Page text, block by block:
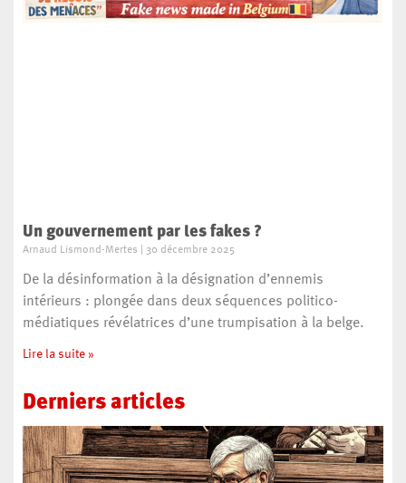
Un gouvernement par les fakes ?
Arnaud Lismond-Mertes 30 décembre 2025
De la désinformation à la désignation d’ennemis
intérieurs : plongée dans deux séquences politico-
médiatiques révélatrices d’une trumpisation à la belge.
Lire la suite »
Derniers articles